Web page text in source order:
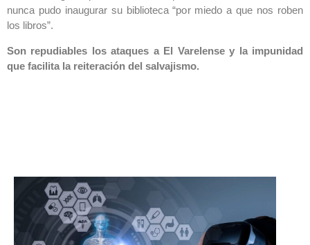
nunca pudo inaugurar su biblioteca “por miedo a que nos roben
los libros”.
Son repudiables los ataques a El Varelense y la impunidad
que facilita la reiteración del salvajismo.